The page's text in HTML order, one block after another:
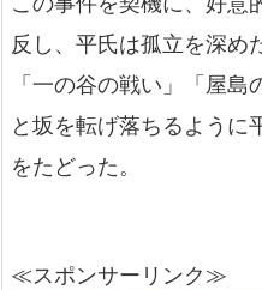
反し、平氏は孤立を深め
「一の谷の戦い」「屋島
と坂を転げ落ちるように
をたどった。
≪スポンサーリンク≫